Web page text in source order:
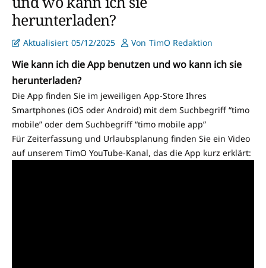
herunterladen?
Aktualisiert 05/12/2025 Von TimO Redaktion
Wie kann ich die App benutzen und wo kann ich sie
herunterladen?
Die App finden Sie im jeweiligen App-Store Ihres
Smartphones (iOS oder Android) mit dem Suchbegriff “timo
mobile” oder dem Suchbegriff “timo mobile app”
Für Zeiterfassung und Urlaubsplanung finden Sie ein Video
auf unserem TimO YouTube-Kanal, das die App kurz erklärt: